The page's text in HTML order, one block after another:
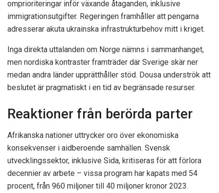
omprioriteringar inför växande åtaganden, inklusive
immigrationsutgifter. Regeringen framhåller att pengarna
adresserar akuta ukrainska infrastrukturbehov mitt i kriget.
Inga direkta uttalanden om Norge nämns i sammanhanget,
men nordiska kontraster framträder där Sverige skär ner
medan andra länder upprätthåller stöd. Dousa underströk att
beslutet är pragmatiskt i en tid av begränsade resurser.
Reaktioner från berörda parter
Afrikanska nationer uttrycker oro över ekonomiska
konsekvenser i aidberoende samhällen. Svensk
utvecklingssektor, inklusive Sida, kritiseras för att förlora
decennier av arbete – vissa program har kapats med 54
procent, från 960 miljoner till 40 miljoner kronor 2023.